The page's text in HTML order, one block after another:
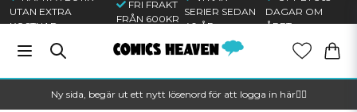
UTAN EXTRA
KOSTNAD
FRI FRAKT
FRÅN 600KR
SERIER SEDAN
40 ÅR
DAGAR OM
ÅRET
Ny sida, begär ut ett nytt lösenord för att logga in här🦸‍♂️